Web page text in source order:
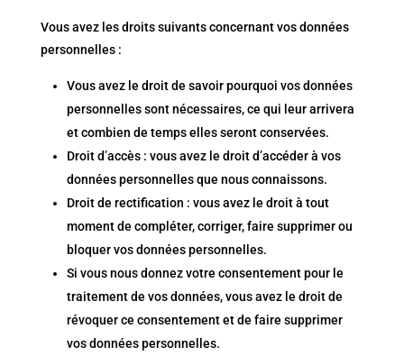
Vous avez les droits suivants concernant vos données
personnelles :
Vous avez le droit de savoir pourquoi vos données
personnelles sont nécessaires, ce qui leur arrivera
et combien de temps elles seront conservées.
Droit d’accès : vous avez le droit d’accéder à vos
données personnelles que nous connaissons.
Droit de rectification : vous avez le droit à tout
moment de compléter, corriger, faire supprimer ou
bloquer vos données personnelles.
Si vous nous donnez votre consentement pour le
traitement de vos données, vous avez le droit de
révoquer ce consentement et de faire supprimer
vos données personnelles.